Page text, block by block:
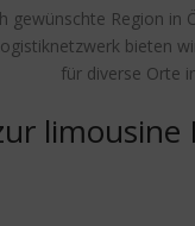
gewünschte Region
bieten
für diverse Orte